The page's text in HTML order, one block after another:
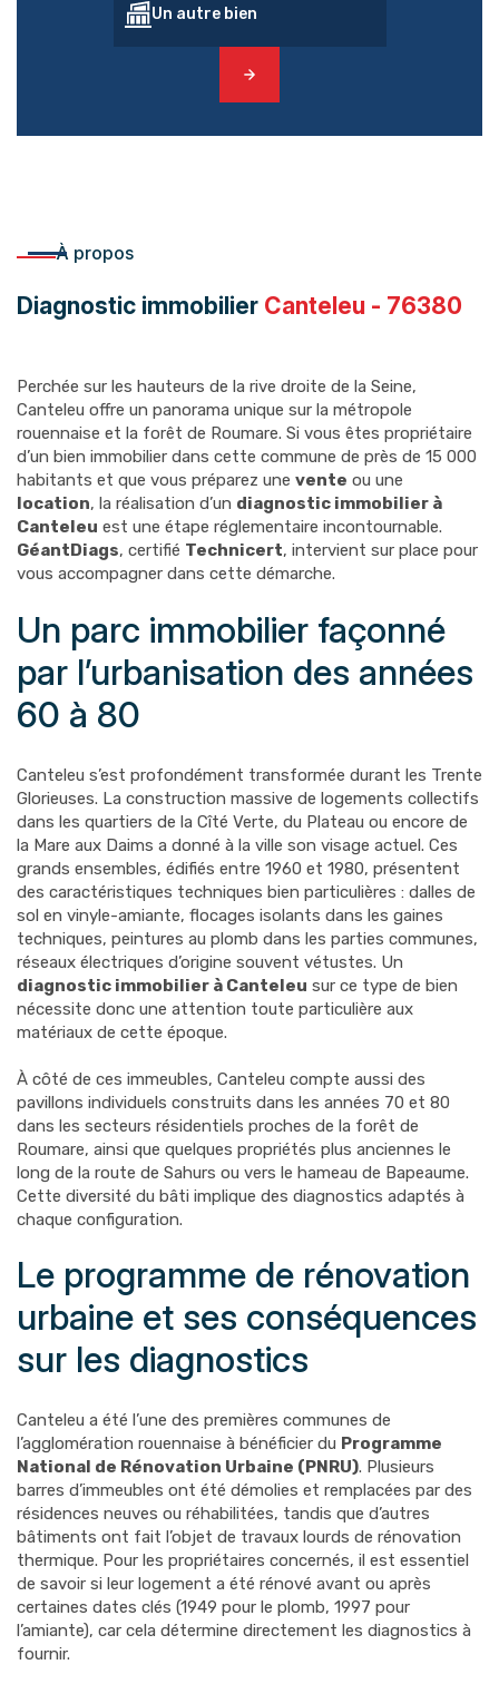
Un autre bien
À propos
Diagnostic immobilier Canteleu - 76380
Perchée sur les hauteurs de la rive droite de la Seine,
Canteleu offre un panorama unique sur la métropole
rouennaise et la forêt de Roumare. Si vous êtes propriétaire
d’un bien immobilier dans cette commune de près de 15 000
habitants et que vous préparez une vente ou une
location, la réalisation d’un diagnostic immobilier à
Canteleu est une étape réglementaire incontournable.
GéantDiags, certifié Technicert, intervient sur place pour
vous accompagner dans cette démarche.
Un parc immobilier façonné
par l’urbanisation des années
60 à 80
Canteleu s’est profondément transformée durant les Trente
Glorieuses. La construction massive de logements collectifs
dans les quartiers de la Cîté Verte, du Plateau ou encore de
la Mare aux Daims a donné à la ville son visage actuel. Ces
grands ensembles, édifiés entre 1960 et 1980, présentent
des caractéristiques techniques bien particulières : dalles de
sol en vinyle-amiante, flocages isolants dans les gaines
techniques, peintures au plomb dans les parties communes,
réseaux électriques d’origine souvent vétustes. Un
diagnostic immobilier à Canteleu sur ce type de bien
nécessite donc une attention toute particulière aux
matériaux de cette époque.
À côté de ces immeubles, Canteleu compte aussi des
pavillons individuels construits dans les années 70 et 80
dans les secteurs résidentiels proches de la forêt de
Roumare, ainsi que quelques propriétés plus anciennes le
long de la route de Sahurs ou vers le hameau de Bapeaume.
Cette diversité du bâti implique des diagnostics adaptés à
chaque configuration.
Le programme de rénovation
urbaine et ses conséquences
sur les diagnostics
Canteleu a été l’une des premières communes de
l’agglomération rouennaise à bénéficier du Programme
National de Rénovation Urbaine (PNRU). Plusieurs
barres d’immeubles ont été démolies et remplacées par des
résidences neuves ou réhabilitées, tandis que d’autres
bâtiments ont fait l’objet de travaux lourds de rénovation
thermique. Pour les propriétaires concernés, il est essentiel
de savoir si leur logement a été rénové avant ou après
certaines dates clés (1949 pour le plomb, 1997 pour
l’amiante), car cela détermine directement les diagnostics à
fournir.